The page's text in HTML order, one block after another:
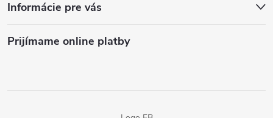
Informácie pre vás
Prijímame online platby